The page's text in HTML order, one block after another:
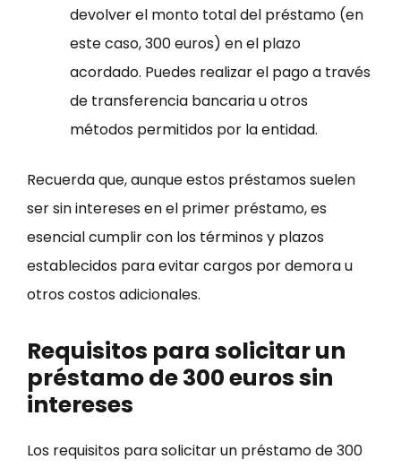
devolver el monto total del préstamo (en
este caso, 300 euros) en el plazo
acordado. Puedes realizar el pago a través
de transferencia bancaria u otros
métodos permitidos por la entidad.
Recuerda que, aunque estos préstamos suelen
ser sin intereses en el primer préstamo, es
esencial cumplir con los términos y plazos
establecidos para evitar cargos por demora u
otros costos adicionales.
Requisitos para solicitar un
préstamo de 300 euros sin
intereses
Los requisitos para solicitar un préstamo de 300